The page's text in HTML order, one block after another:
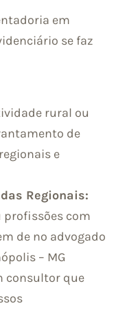
em
se faz
rural ou
de
e
Regionais:
profissões com
de no advogado
– MG
consultor que